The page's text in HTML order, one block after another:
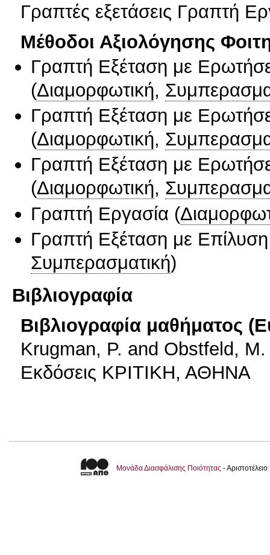
Γραπτές εξετάσεις Γραπτή
Μέθοδοι Αξιολόγησης
Γραπτή Εξέταση με
(Διαμορφωτική,
Γραπτή Εξέταση με
(Διαμορφωτική,
Γραπτή Εξέταση με
(Διαμορφωτική,
Γραπτή Εργασία (
Γραπτή Εξέταση με
Συμπερασματική)
Βιβλιογραφία
Βιβλιογραφία μαθήματος
Krugman, P. and Obstfeld, M.
Εκδόσεις ΚΡΙΤΙΚΗ, ΑΘΗΝΑ
Μονάδα Διασφάλισης Ποιότητας -